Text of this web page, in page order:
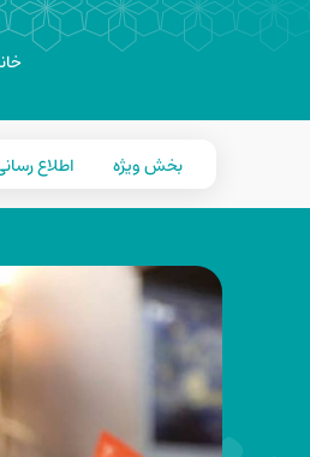
بخش ویژه اطلاع